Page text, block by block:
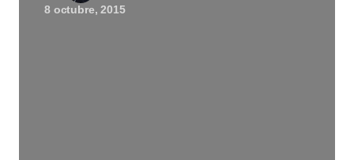
8 octubre, 2015